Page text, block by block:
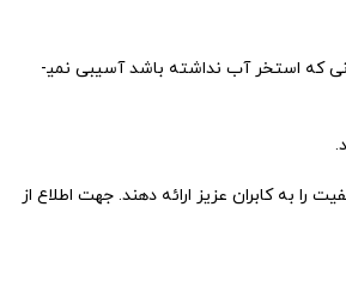
چراغ­های استخری LED و SMD از نظر طیفی دارای رنگ­های متنوع­تری هستند و همچنین حرارت کمتری را ایجاد می­کنند و زمانی که استخر آب نداشته باشد آسیبی نمی­
را به کابران عزیز ارائه دهند. جهت اطلاع از